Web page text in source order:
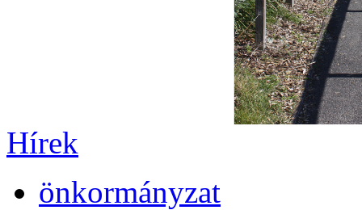
Hírek
önkormányzat